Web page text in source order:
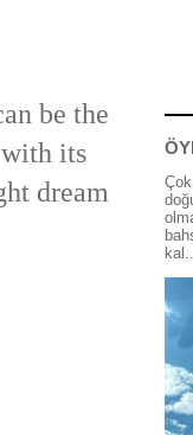
be the
its
dream
kal...